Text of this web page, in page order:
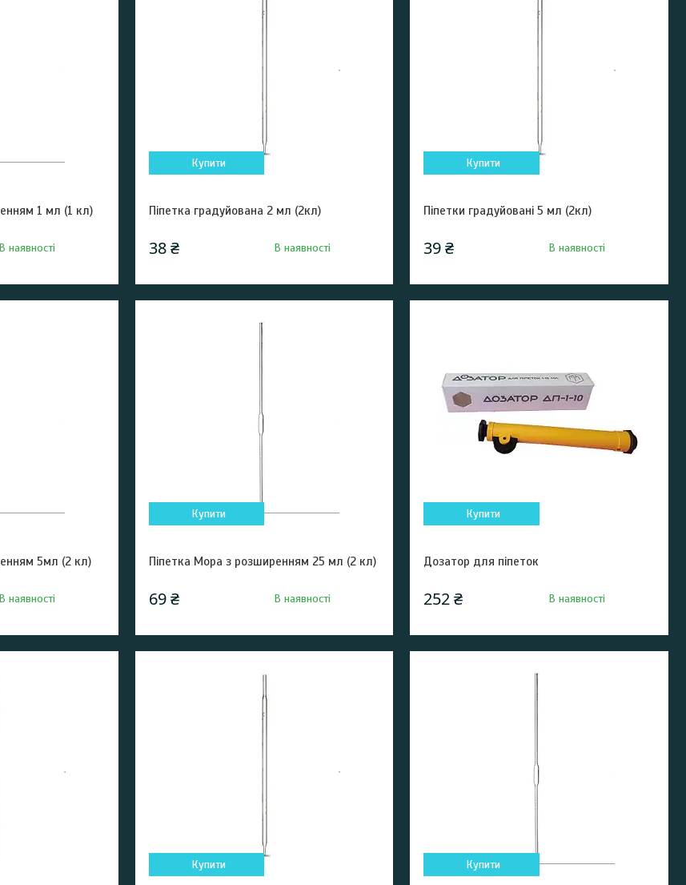
1 мл (1 кл)
В наявності
Купити
Піпетка градуйована 2 мл (2кл)
38 ₴ В наявності
Купити
Піпетки градуйовані 5 мл (2кл)
39 ₴ В наявності
5мл (2 кл)
В наявності
Купити
Піпетка Мора з розширенням 25 мл (2 кл)
69 ₴ В наявності
Купити
Дозатор для піпеток
252 ₴ В наявності
Купити Купити